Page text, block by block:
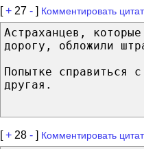
[+ 27 - ] Комментировать
Астраханцев,
дорогу, обложили
Попытке справиться
другая.
[+ 28 - ] Комментировать